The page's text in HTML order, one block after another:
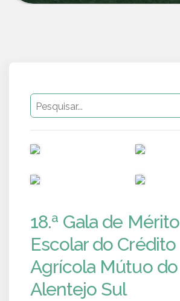
18.ª Gala de Mérito
Escolar do Crédito
Agrícola Mútuo do
Alentejo Sul